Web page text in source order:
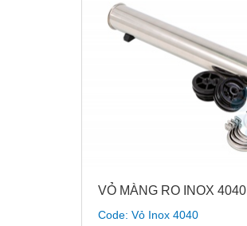
VỎ MÀNG RO INOX 4040
Code: Vỏ Inox 4040